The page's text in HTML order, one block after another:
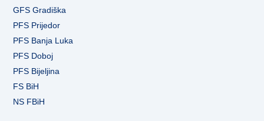
GFS Gradiška
PFS Prijedor
PFS Banja Luka
PFS Doboj
PFS Bijeljina
FS BiH
NS FBiH